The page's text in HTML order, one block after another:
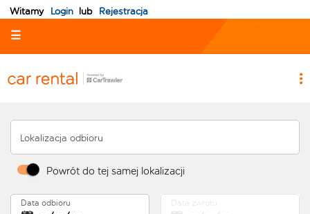
Witamy Login lub Rejestracja
☰
Lokalizacja odbioru
Powrót do tej samej lokalizacji
Data odbioru